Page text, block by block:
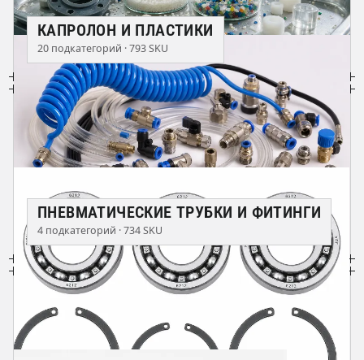
КАПРОЛОН И ПЛАСТИКИ
20 подкатегорий · 793 SKU
ПНЕВМАТИЧЕСКИЕ ТРУБКИ И ФИТИНГИ
4 подкатегорий · 734 SKU